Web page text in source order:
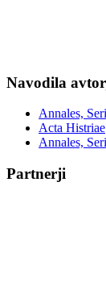
Navodila
Annales,
Acta Histriae
Annales,
Partnerji